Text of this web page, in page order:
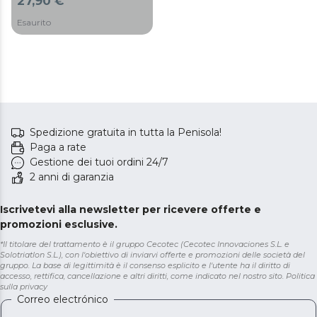
in litio e lame con
rivestimento in titanio.
Esaurito
Spedizione gratuita in tutta la Penisola!
Paga a rate
Gestione dei tuoi ordini 24/7
2 anni di garanzia
Iscrivetevi alla newsletter per ricevere offerte e
promozioni esclusive.
*Il titolare del trattamento è il gruppo Cecotec (Cecotec Innovaciones S.L. e
Solotriatlon S.L.), con l'obiettivo di inviarvi offerte e promozioni delle società del
gruppo. La base di legittimità è il consenso esplicito e l'utente ha il diritto di
accesso, rettifica, cancellazione e altri diritti, come indicato nel nostro sito. Politica
sulla privacy
Correo electrónico